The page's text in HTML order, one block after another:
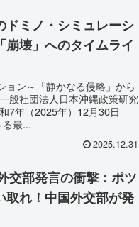
ドミノ・シミュレーシ
崩壊」へのタイムライ
ョン～「静かなる侵略」から
般社団法人日本沖縄政策研究
7年（2025年）12月30日
る最...
2025.12.31
交部発言の衝撃：ポツ
取れ！中国外交部が発